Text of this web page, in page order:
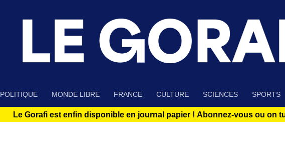
POLITIQUE MONDE LIBRE FRANCE CULTURE SCIENCES SPORTS
Le Gorafi est enfin disponible en journal papier ! Abonnez-vous ou on